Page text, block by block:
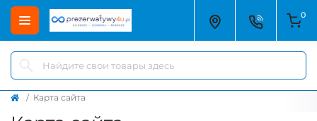
0
Карта сайта